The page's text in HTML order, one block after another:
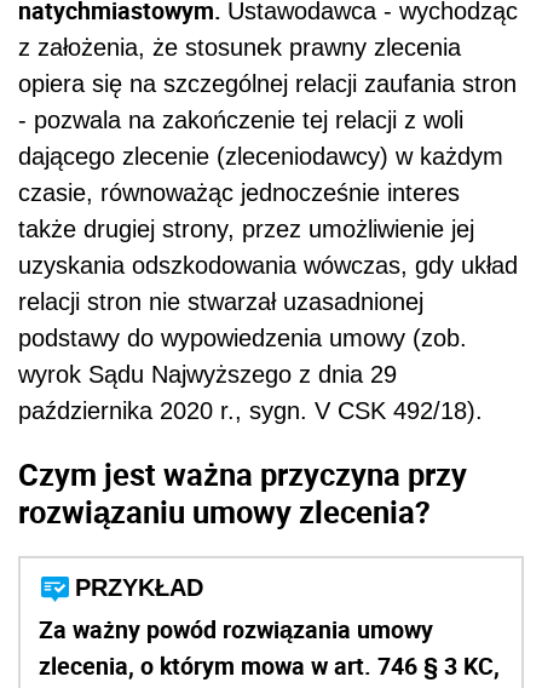
natychmiastowym. Ustawodawca - wychodząc
z założenia, że stosunek prawny zlecenia
opiera się na szczególnej relacji zaufania stron
- pozwala na zakończenie tej relacji z woli
dającego zlecenie (zleceniodawcy) w każdym
czasie, równoważąc jednocześnie interes
także drugiej strony, przez umożliwienie jej
uzyskania odszkodowania wówczas, gdy układ
relacji stron nie stwarzał uzasadnionej
podstawy do wypowiedzenia umowy (zob.
wyrok Sądu Najwyższego z dnia 29
października 2020 r., sygn. V CSK 492/18).
Czym jest ważna przyczyna przy
rozwiązaniu umowy zlecenia?
PRZYKŁAD
Za ważny powód rozwiązania umowy
zlecenia, o którym mowa w art. 746 § 3 KC,